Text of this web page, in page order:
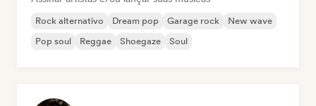
Rock alternativo Dream pop Garage rock
New wave
Pop soul
Reggae Shoegaze Soul